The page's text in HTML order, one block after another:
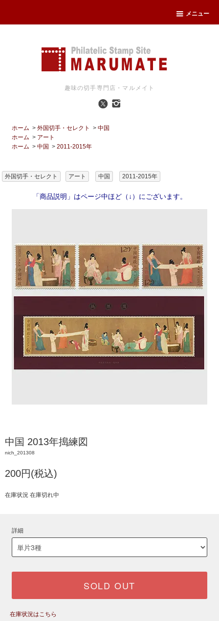
メニュー
趣味の切手専門店・マルメイト
ホーム >外国切手・セレクト >中国
ホーム > アート
ホーム >中国 >2011-2015年
外国切手・セレクト アート 中国 2011-2015年
「商品説明」はページ中ほど（↓）にございます。
中国 2013年搗練図
nich_201308
200円(税込)
在庫状況 在庫切れ中
詳細
SOLD OUT
在庫状況はこちら